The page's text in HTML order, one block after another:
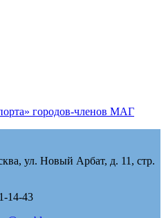
городов-членов МАГ
ул. Новый Арбат, д. 11, стр.
14-43